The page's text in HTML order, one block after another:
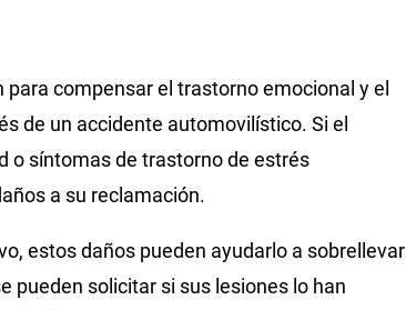
compensar el trastorno emocional y el
de un accidente automovilístico. Si el
o síntomas de trastorno de estrés
a su reclamación.
estos daños pueden ayudarlo a sobrellevar
pueden solicitar si sus lesiones lo han